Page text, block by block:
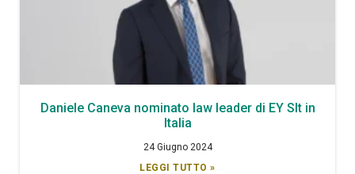
Daniele Caneva nominato law leader di EY Slt in
Italia
24 Giugno 2024
LEGGI TUTTO »